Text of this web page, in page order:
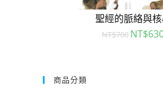
聖經的脈絡與
NT$700 NT$
商品分類